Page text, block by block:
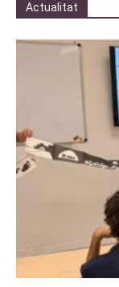
Actualitat